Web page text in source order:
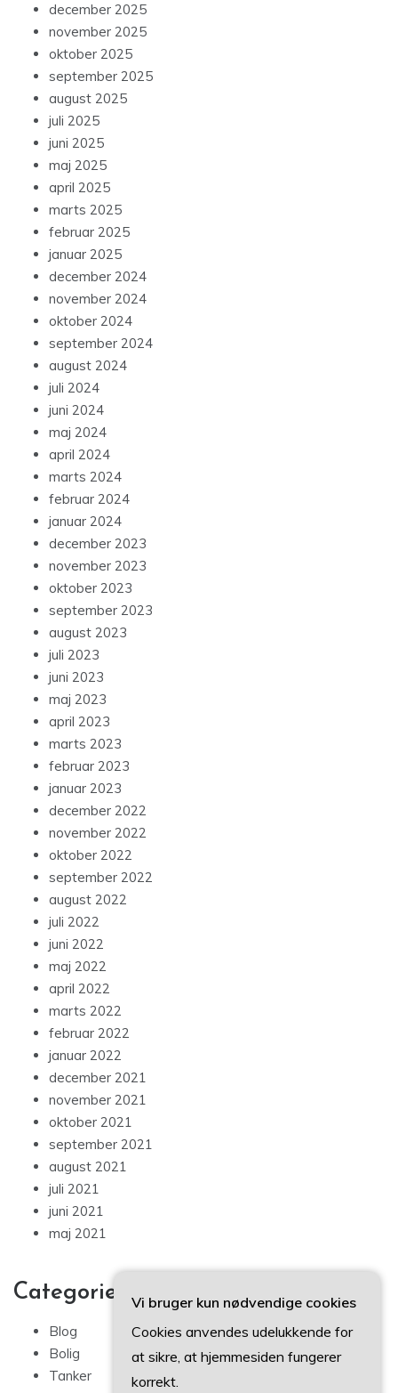
december 2025
november 2025
oktober 2025
september 2025
august 2025
juli 2025
juni 2025
maj 2025
april 2025
marts 2025
februar 2025
januar 2025
december 2024
november 2024
oktober 2024
september 2024
august 2024
juli 2024
juni 2024
maj 2024
april 2024
marts 2024
februar 2024
januar 2024
december 2023
november 2023
oktober 2023
september 2023
august 2023
juli 2023
juni 2023
maj 2023
april 2023
marts 2023
februar 2023
januar 2023
december 2022
november 2022
oktober 2022
september 2022
august 2022
juli 2022
juni 2022
maj 2022
april 2022
marts 2022
februar 2022
januar 2022
december 2021
november 2021
oktober 2021
september 2021
august 2021
juli 2021
juni 2021
maj 2021
Categories
Blog
Bolig
Tanker
Vi bruger kun nødvendige cookies
Cookies anvendes udelukkende for
at sikre, at hjemmesiden fungerer
korrekt.